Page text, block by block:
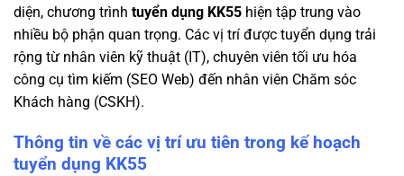
diện, chương trình tuyển dụng KK55 hiện tập trung vào
nhiều bộ phận quan trọng. Các vị trí được tuyển dụng trải
rộng từ nhân viên kỹ thuật (IT), chuyên viên tối ưu hóa
công cụ tìm kiếm (SEO Web) đến nhân viên Chăm sóc
Khách hàng (CSKH).
Thông tin về các vị trí ưu tiên trong kế hoạch
tuyển dụng KK55